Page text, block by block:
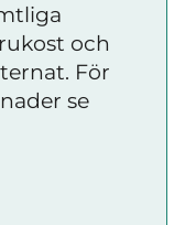
och
För
se